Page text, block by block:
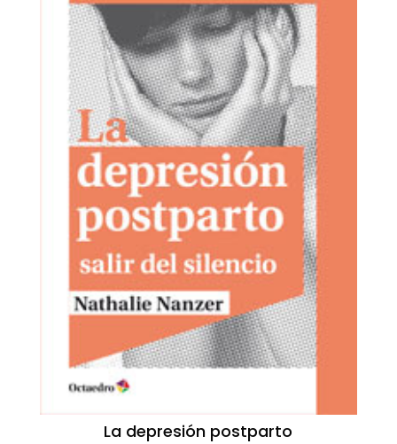
La depresión postparto